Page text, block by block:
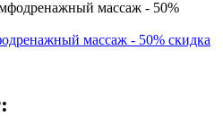
массаж - 50% скидка